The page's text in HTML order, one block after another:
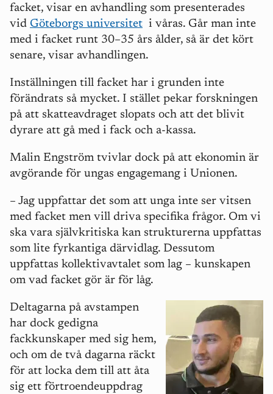
facket, visar en avhandling som presenterades
vid Göteborgs universitet i våras. Går man inte
med i facket runt 30–35 års ålder, så är det kört
senare, visar avhandlingen.
Inställningen till facket har i grunden inte
förändrats så mycket. I stället pekar forskningen
på att skatteavdraget slopats och att det blivit
dyrare att gå med i fack och a-kassa.
Malin Engström tvivlar dock på att ekonomin är
avgörande för ungas engagemang i Unionen.
– Jag uppfattar det som att unga inte ser vitsen
med facket men vill driva specifika frågor. Om vi
ska vara självkritiska kan strukturerna uppfattas
som lite fyrkantiga därvidlag. Dessutom
uppfattas kollektivavtalet som lag – kunskapen
om vad facket gör är för låg.
Deltagarna på avstampen
har dock gedigna
fackkunskaper med sig hem,
och om de två dagarna räckt
för att locka dem till att åta
sig ett förtroendeuppdrag